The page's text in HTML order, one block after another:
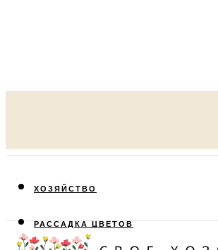
ХОЗЯЙСТВО
РАССАДКА ЦВЕТОВ